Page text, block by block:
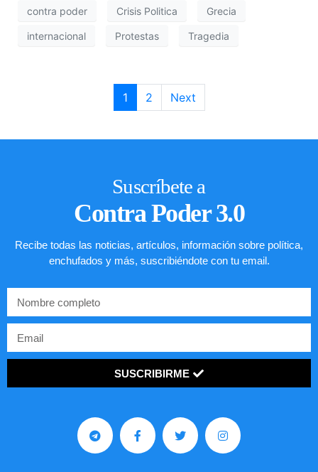
contra poder Crisis Politica Grecia
internacional Protestas Tragedia
1 2 Next
Suscríbete a
Contra Poder 3.0
Recibe todas las noticias, artículos, información sobre política,
enchufados y más, suscribiéndote con tu email.
SUSCRIBIRME